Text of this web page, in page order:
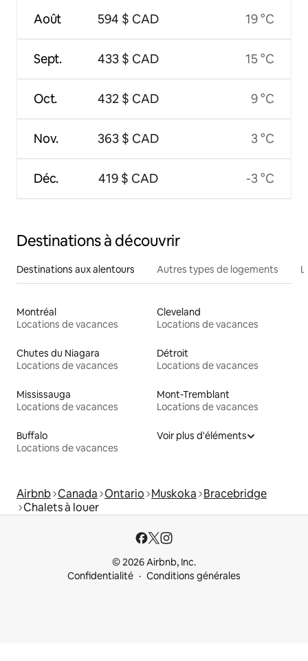
Août
Sept.
Oct.
Nov.
Déc.
594 $ CAD
433 $ CAD
432 $ CAD
363 $ CAD
419 $ CAD
19 °C
15 °C
9 °C
3 °C
-3 °C
Destinations à découvrir
Destinations aux alentours Autres types de logements
Montréal
Locations de vacances
Cleveland
Locations de vacances
Chutes du Niagara
Locations de vacances
Détroit
Locations de vacances
Mississauga
Locations de vacances
Mont-Tremblant
Locations de vacances
Buffalo
Locations de vacances
Voir plus d'éléments
Airbnb Canada Ontario Muskoka Bracebridge
Chalets à louer
© 2026 Airbnb, Inc.
Confidentialité
Conditions générales